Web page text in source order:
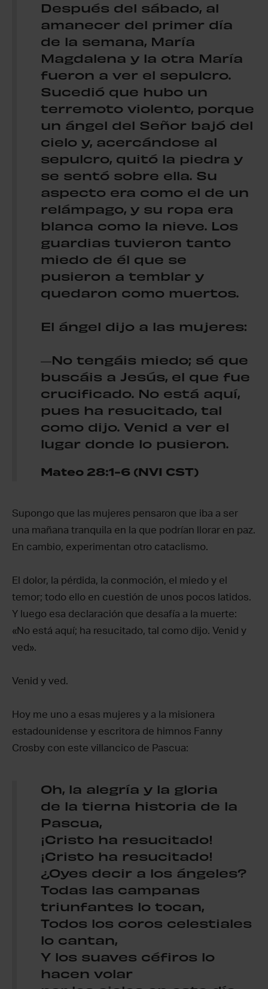
Después del sábado, al
amanecer del primer día
de la semana, María
Magdalena y la otra María
fueron a ver el sepulcro.
Sucedió que hubo un
terremoto violento, porque
un ángel del Señor bajó del
cielo y, acercándose al
sepulcro, quitó la piedra y
se sentó sobre ella. Su
aspecto era como el de un
relámpago, y su ropa era
blanca como la nieve. Los
guardias tuvieron tanto
miedo de él que se
pusieron a temblar y
quedaron como muertos.
El ángel dijo a las mujeres:
―No tengáis miedo; sé que
buscáis a Jesús, el que fue
crucificado. No está aquí,
pues ha resucitado, tal
como dijo. Venid a ver el
lugar donde lo pusieron.
Mateo 28:1-6 (NVI CST)
Supongo que las mujeres pensaron que iba a ser
una mañana tranquila en la que podrían llorar en paz.
En cambio, experimentan otro cataclismo.
El dolor, la pérdida, la conmoción, el miedo y el
temor; todo ello en cuestión de unos pocos latidos.
Y luego esa declaración que desafía a la muerte:
«No está aquí; ha resucitado, tal como dijo. Venid y
ved».
Venid y ved.
Hoy me uno a esas mujeres y a la misionera
estadounidense y escritora de himnos Fanny
Crosby con este villancico de Pascua:
Oh, la alegría y la gloria
de la tierna historia de la
Pascua,
¡Cristo ha resucitado!
¡Cristo ha resucitado!
¿Oyes decir a los ángeles?
Todas las campanas
triunfantes lo tocan,
Todos los coros celestiales
lo cantan,
Y los suaves céfiros lo
hacen volar